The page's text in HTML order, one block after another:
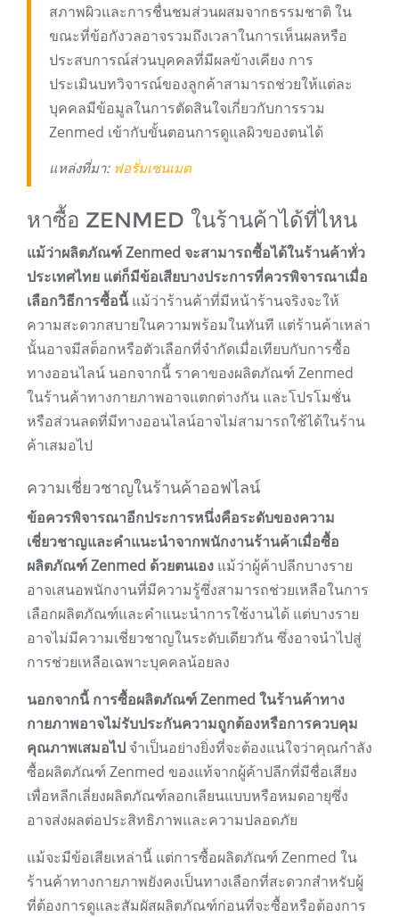
สภาพผิวและการชื่นชมส่วนผสมจากธรรมชาติ ใน
ขณะที่ข้อกังวลอาจรวมถึงเวลาในการเห็นผลหรือ
ประสบการณ์ส่วนบุคคลที่มีผลข้างเคียง การ
ประเมินบทวิจารณ์ของลูกค้าสามารถช่วยให้แต่ละ
บุคคลมีข้อมูลในการตัดสินใจเกี่ยวกับการรวม
Zenmed เข้ากับขั้นตอนการดูแลผิวของตนได้
แหล่งที่มา: ฟอรั่มเซนเมด
หาซื้อ ZENMED ในร้านค้าได้ที่ไหน
แม้ว่าผลิตภัณฑ์ Zenmed จะสามารถซื้อได้ในร้านค้าทั่ว
ประเทศไทย แต่ก็มีข้อเสียบางประการที่ควรพิจารณาเมื่อ
เลือกวิธีการซื้อนี้แม้ว่าร้านค้าที่มีหน้าร้านจริงจะให้
ความสะดวกสบายในความพร้อมในทันที แต่ร้านค้าเหล่า
นั้นอาจมีสต็อกหรือตัวเลือกที่จำกัดเมื่อเทียบกับการซื้อ
ทางออนไลน์ นอกจากนี้ ราคาของผลิตภัณฑ์ Zenmed
ในร้านค้าทางกายภาพอาจแตกต่างกัน และโปรโมชั่น
หรือส่วนลดที่มีทางออนไลน์อาจไม่สามารถใช้ได้ในร้าน
ค้าเสมอไป
ความเชี่ยวชาญในร้านค้าออฟไลน์
ข้อควรพิจารณาอีกประการหนึ่งคือระดับของความ
เชี่ยวชาญและคำแนะนำจากพนักงานร้านค้าเมื่อซื้อ
ผลิตภัณฑ์ Zenmed ด้วยตนเอง แม้ว่าผู้ค้าปลีกบางราย
อาจเสนอพนักงานที่มีความรู้ซึ่งสามารถช่วยเหลือในการ
เลือกผลิตภัณฑ์และคำแนะนำการใช้งานได้ แต่บางราย
อาจไม่มีความเชี่ยวชาญในระดับเดียวกัน ซึ่งอาจนำไปสู่
การช่วยเหลือเฉพาะบุคคลน้อยลง
นอกจากนี้ การซื้อผลิตภัณฑ์ Zenmed ในร้านค้าทาง
กายภาพอาจไม่รับประกันความถูกต้องหรือการควบคุม
คุณภาพเสมอไป จำเป็นอย่างยิ่งที่จะต้องแน่ใจว่าคุณกำลัง
ซื้อผลิตภัณฑ์ Zenmed ของแท้จากผู้ค้าปลีกที่มีชื่อเสียง
เพื่อหลีกเลี่ยงผลิตภัณฑ์ลอกเลียนแบบหรือหมดอายุซึ่ง
อาจส่งผลต่อประสิทธิภาพและความปลอดภัย
แม้จะมีข้อเสียเหล่านี้ แต่การซื้อผลิตภัณฑ์ Zenmed ใน
ร้านค้าทางกายภาพยังคงเป็นทางเลือกที่สะดวกสำหรับผู้
ที่ต้องการดูและสัมผัสผลิตภัณฑ์ก่อนที่จะซื้อหรือต้องการ